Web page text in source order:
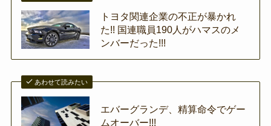
トヨタ関連企業の不正が暴かれ
た!! 国連職員190人がハマスのメ
ンバーだった!!!
あわせて読みたい
エバーグランデ、精算命令でゲー
ムオーバー!!!